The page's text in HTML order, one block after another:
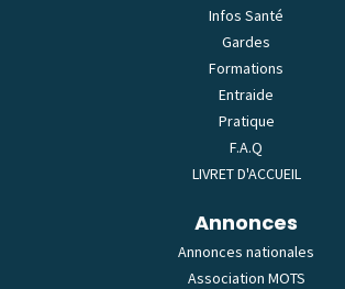
Infos Santé
Gardes
Formations
Entraide
Pratique
F.A.Q
LIVRET D'ACCUEIL
Annonces
Annonces nationales
Association MOTS